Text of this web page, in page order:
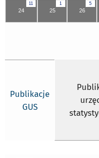
11
24
1
25
5
26
Publikacje
GUS